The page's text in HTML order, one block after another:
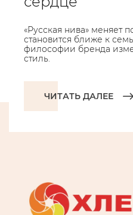
«Русская нива» меняет
становится ближе к
философии бренда
стиль.
ЧИТАТЬ ДАЛЕЕ